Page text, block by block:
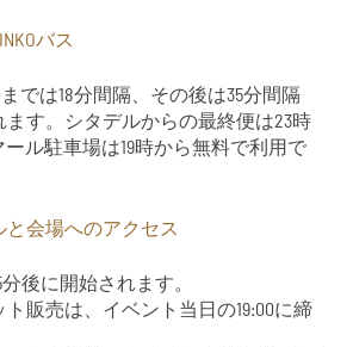
バス
では18分間隔、その後は35分間隔
す。シタデルからの最終便は23時
ル駐車場は19時から無料で利用で
と会場へのアクセス
後に開始されます。
販売は、イベント当日の19:00に締